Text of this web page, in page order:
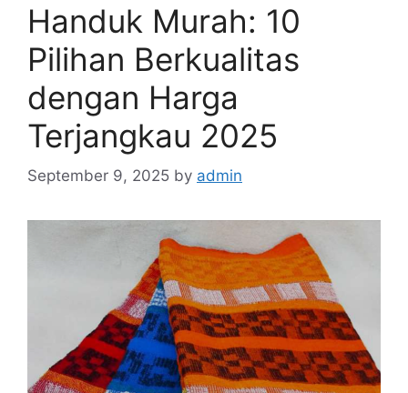
Handuk Murah: 10
Pilihan Berkualitas
dengan Harga
Terjangkau 2025
September 9, 2025 by admin